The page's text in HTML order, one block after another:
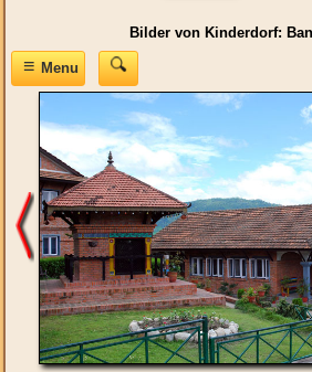
Bilder von Kinderdorf:
≡Menu